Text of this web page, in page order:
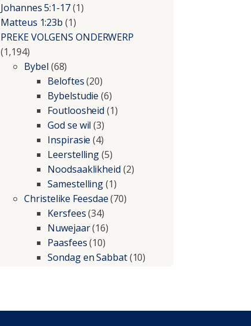
Johannes 5:1-17(1)
Matteus 1:23b (1)
PREKE VOLGENS ONDERWERP
(1,194)
Bybel (68)
Beloftes(20)
Bybelstudie (6)
Foutloosheid (1)
God se wil (3)
Inspirasie (4)
Leerstelling(5)
Noodsaaklikheid (2)
Samestelling(1)
Christelike Feesdae(70)
Kersfees(34)
Nuwejaar(16)
Paasfees(10)
Sondag en Sabbat(10)